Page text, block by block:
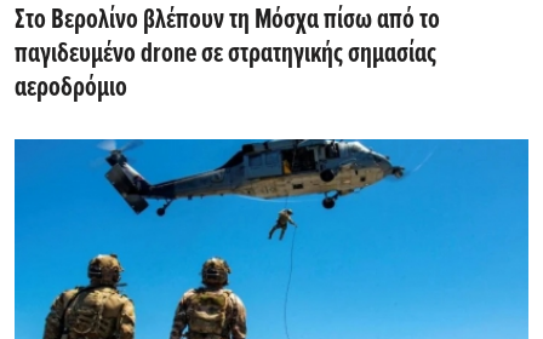
Στο Βερολίνο βλέπουν τη Μόσχα πίσω από το
παγιδευμένο drone σε στρατηγικής σημασίας
αεροδρόμιο